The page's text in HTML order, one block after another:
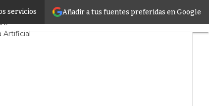
Añadir a tus fuentes preferidas en Google
servicios
Sostenibilidad
Artificial